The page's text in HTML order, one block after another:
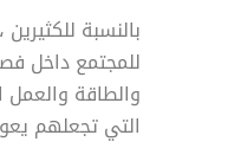
بالنسبة
والطاقة
التي تجعلهم